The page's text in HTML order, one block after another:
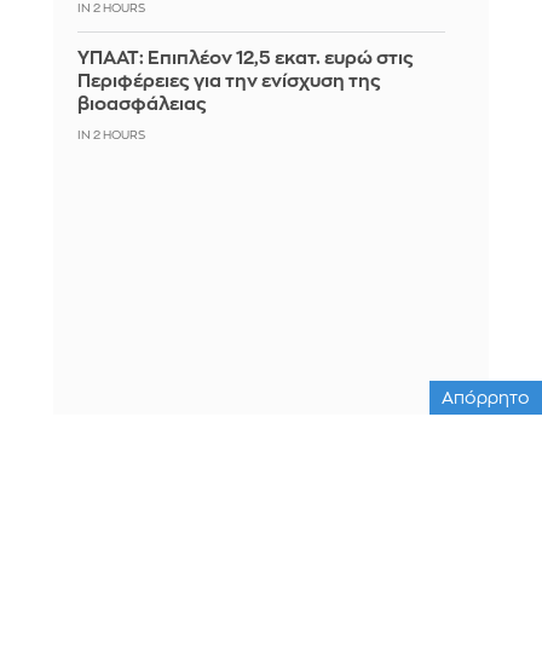
IN 2 HOURS
ΥΠΑΑΤ: Επιπλέον 12,5 εκατ. ευρώ στις
Περιφέρειες για την ενίσχυση της
βιοασφάλειας
IN 2 HOURS
Απόρρητο